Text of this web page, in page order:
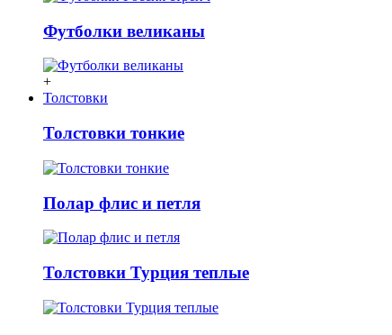
Футболки великаны
+
Толстовки
Толстовки тонкие
Полар флис и петля
Толстовки Турция теплые